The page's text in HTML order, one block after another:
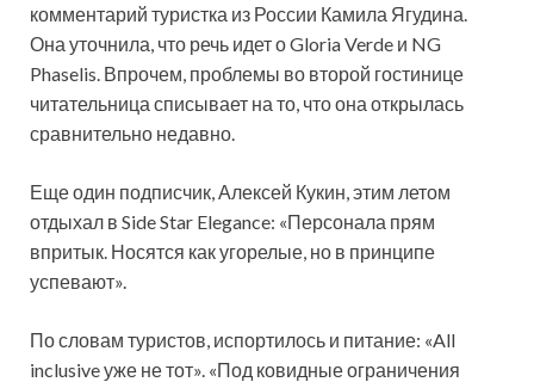
комментарий туристка из России Камила Ягудина.
Она уточнила, что речь идет о Gloria Verde и NG
Phaselis. Впрочем, проблемы во второй гостинице
читательница списывает на то, что она открылась
сравнительно недавно.
Еще один подписчик, Алексей Кукин, этим летом
отдыхал в Side Star Elegance: «Персонала прям
впритык. Носятся как угорелые, но в принципе
успевают».
По словам туристов, испортилось и питание: «All
inclusive уже не тот». «Под ковидные ограничения